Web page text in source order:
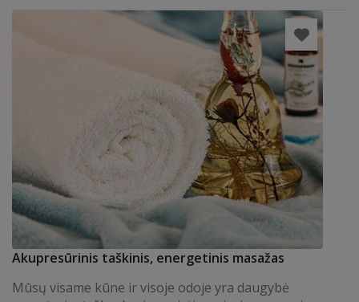
Akupresūrinis taškinis, energetinis masažas
Mūsų visame kūne ir visoje odoje yra daugybė